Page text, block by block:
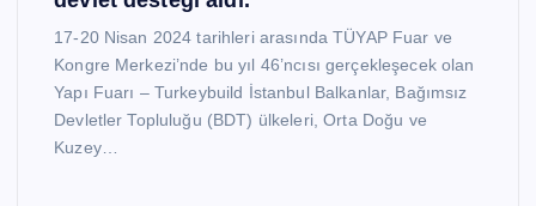
17-20 Nisan 2024 tarihleri arasında TÜYAP Fuar ve
Kongre Merkezi’nde bu yıl 46’ncısı gerçekleşecek olan
Yapı Fuarı – Turkeybuild İstanbul Balkanlar, Bağımsız
Devletler Topluluğu (BDT) ülkeleri, Orta Doğu ve
Kuzey…